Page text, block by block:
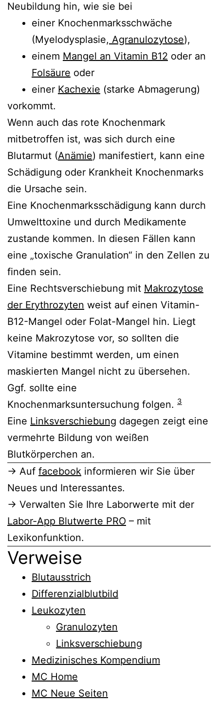
Neubildung hin, wie sie bei
einer Knochenmarksschwäche
(Myelodysplasie, Agranulozytose),
einem Mangel an Vitamin B12 oder an
Folsäure oder
einer Kachexie (starke Abmagerung)
vorkommt.
Wenn auch das rote Knochenmark
mitbetroffen ist, was sich durch eine
Blutarmut (Anämie) manifestiert, kann eine
Schädigung oder Krankheit Knochenmarks
die Ursache sein.
Eine Knochenmarksschädigung kann durch
Umwelttoxine und durch Medikamente
zustande kommen. In diesen Fällen kann
eine „toxische Granulation“ in den Zellen zu
finden sein.
Eine Rechtsverschiebung mit Makrozytose
der Erythrozyten weist auf einen Vitamin-
B12-Mangel oder Folat-Mangel hin. Liegt
keine Makrozytose vor, so sollten die
Vitamine bestimmt werden, um einen
maskierten Mangel nicht zu übersehen.
Ggf. sollte eine
Knochenmarksuntersuchung folgen. 3
Eine Linksverschiebung dagegen zeigt eine
vermehrte Bildung von weißen
Blutkörperchen an.
→ Auf facebook informieren wir Sie über
Neues und Interessantes.
→ Verwalten Sie Ihre Laborwerte mit der
Labor-App Blutwerte PRO – mit
Lexikonfunktion.
Verweise
Blutausstrich
Differenzialblutbild
Leukozyten
Granulozyten
Linksverschiebung
Medizinisches Kompendium
MC Home
MC Neue Seiten